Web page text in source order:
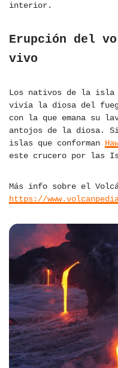
interior.
Erupción del
vivo
Los nativos de la isla
vivía la diosa del
con la que emana su
antojos de la diosa.
islas que conforman
este crucero por las
Más info sobre el
https://